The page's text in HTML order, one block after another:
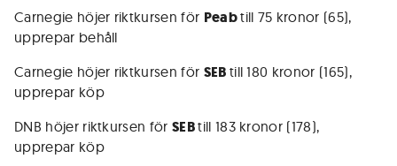
Carnegie höjer riktkursen för Peabtill 75 kronor (65),
upprepar behåll
Carnegie höjer riktkursen för SEB till 180 kronor (165),
upprepar köp
DNB höjer riktkursen för SEBtill 183 kronor (178),
upprepar köp